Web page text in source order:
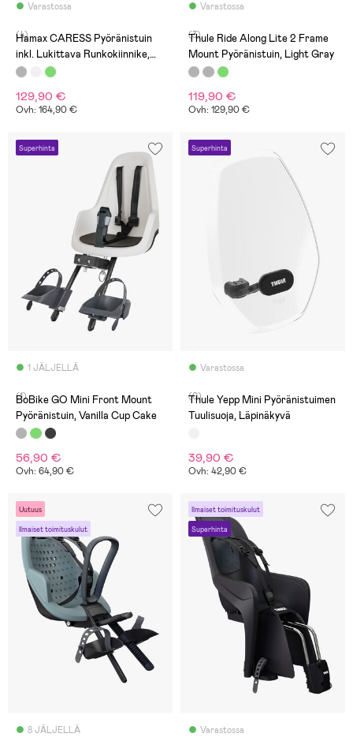
Varastossa
(4)
Hamax CARESS Pyöränistuin
inkl. Lukittava Runkokiinnike,
Grey/White/Mint
129,90 €
Ovh: 164,90 €
Varastossa
(3)
Thule Ride Along Lite 2 Frame
Mount Pyöränistuin, Light Gray
119,90 €
Ovh: 129,90 €
Superhinta
1 JÄLJELLÄ
(1)
BoBike GO Mini Front Mount
Pyöränistuin, Vanilla Cup Cake
56,90 €
Ovh: 64,90 €
Superhinta
Varastossa
(0)
Thule Yepp Mini Pyöränistuimen
Tuulisuoja, Läpinäkyvä
39,90 €
Ovh: 42,90 €
Uutuus
Ilmaiset toimituskulut
8 JÄLJELLÄ
Ilmaiset toimituskulut
Superhinta
Varastossa